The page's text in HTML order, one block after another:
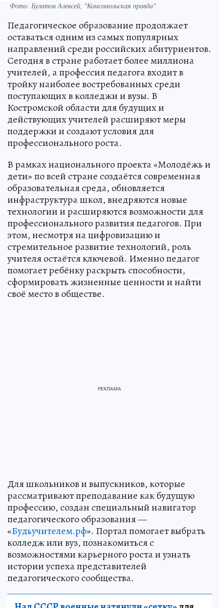
Фото: Булатов Алексей, "Комсомольская правда"
Педагогическое образование продолжает
оставаться одним из самых популярных
направлений среди российских абитуриентов.
Сегодня в стране работает более миллиона
учителей, а профессия педагога входит в
тройку наиболее востребованных среди
поступающих в колледжи и вузы. В
Костромской области для будущих и
действующих учителей расширяют меры
поддержки и создают условия для
профессионального роста.
В рамках национального проекта «Молодёжь и
дети» по всей стране создаётся современная
образовательная среда, обновляется
инфраструктура школ, внедряются новые
технологии и расширяются возможности для
профессионального развития педагогов. При
этом, несмотря на цифровизацию и
стремительное развитие технологий, роль
учителя остаётся ключевой. Именно педагог
помогает ребёнку раскрыть способности,
сформировать жизненные ценности и найти
своё место в обществе.
Для школьников и выпускников, которые
рассматривают преподавание как будущую
профессию, создан специальный навигатор
педагогического образования —
«Будьучителем.рф». Портал помогает выбрать
колледж или вуз, познакомиться с
возможностями карьерного роста и узнать
истории успеха представителей
педагогического сообщества.